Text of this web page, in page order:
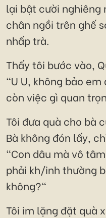
lại bật cười nghiêng
chân ngồi trên ghế
nhấp trà.
Thấy tôi bước vào,
"U U, không bảo
còn việc gì quan
Tôi đưa quà cho bà
Bà không đón lấy,
"Con dâu mà vô
phải kh/inh thường
không?"
Tôi im lặng đặt quà